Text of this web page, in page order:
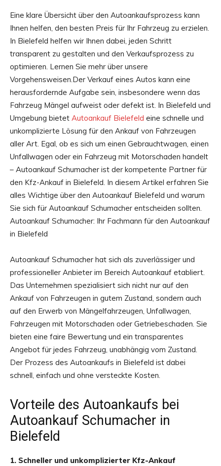
Eine klare Übersicht über den Autoankaufsprozess kann
Ihnen helfen, den besten Preis für Ihr Fahrzeug zu erzielen.
In Bielefeld helfen wir Ihnen dabei, jeden Schritt
transparent zu gestalten und den Verkaufsprozess zu
optimieren. Lernen Sie mehr über unsere
Vorgehensweisen.Der Verkauf eines Autos kann eine
herausfordernde Aufgabe sein, insbesondere wenn das
Fahrzeug Mängel aufweist oder defekt ist. In Bielefeld und
Umgebung bietet Autoankauf Bielefeld eine schnelle und
unkomplizierte Lösung für den Ankauf von Fahrzeugen
aller Art. Egal, ob es sich um einen Gebrauchtwagen, einen
Unfallwagen oder ein Fahrzeug mit Motorschaden handelt
– Autoankauf Schumacher ist der kompetente Partner für
den Kfz-Ankauf in Bielefeld. In diesem Artikel erfahren Sie
alles Wichtige über den Autoankauf Bielefeld und warum
Sie sich für Autoankauf Schumacher entscheiden sollten.
Autoankauf Schumacher: Ihr Fachmann für den Autoankauf
in Bielefeld
Autoankauf Schumacher hat sich als zuverlässiger und
professioneller Anbieter im Bereich Autoankauf etabliert.
Das Unternehmen spezialisiert sich nicht nur auf den
Ankauf von Fahrzeugen in gutem Zustand, sondern auch
auf den Erwerb von Mängelfahrzeugen, Unfallwagen,
Fahrzeugen mit Motorschaden oder Getriebeschaden. Sie
bieten eine faire Bewertung und ein transparentes
Angebot für jedes Fahrzeug, unabhängig vom Zustand.
Der Prozess des Autoankaufs in Bielefeld ist dabei
schnell, einfach und ohne versteckte Kosten.
Vorteile des Autoankaufs bei
Autoankauf Schumacher in
Bielefeld
1. Schneller und unkomplizierter Kfz-Ankauf